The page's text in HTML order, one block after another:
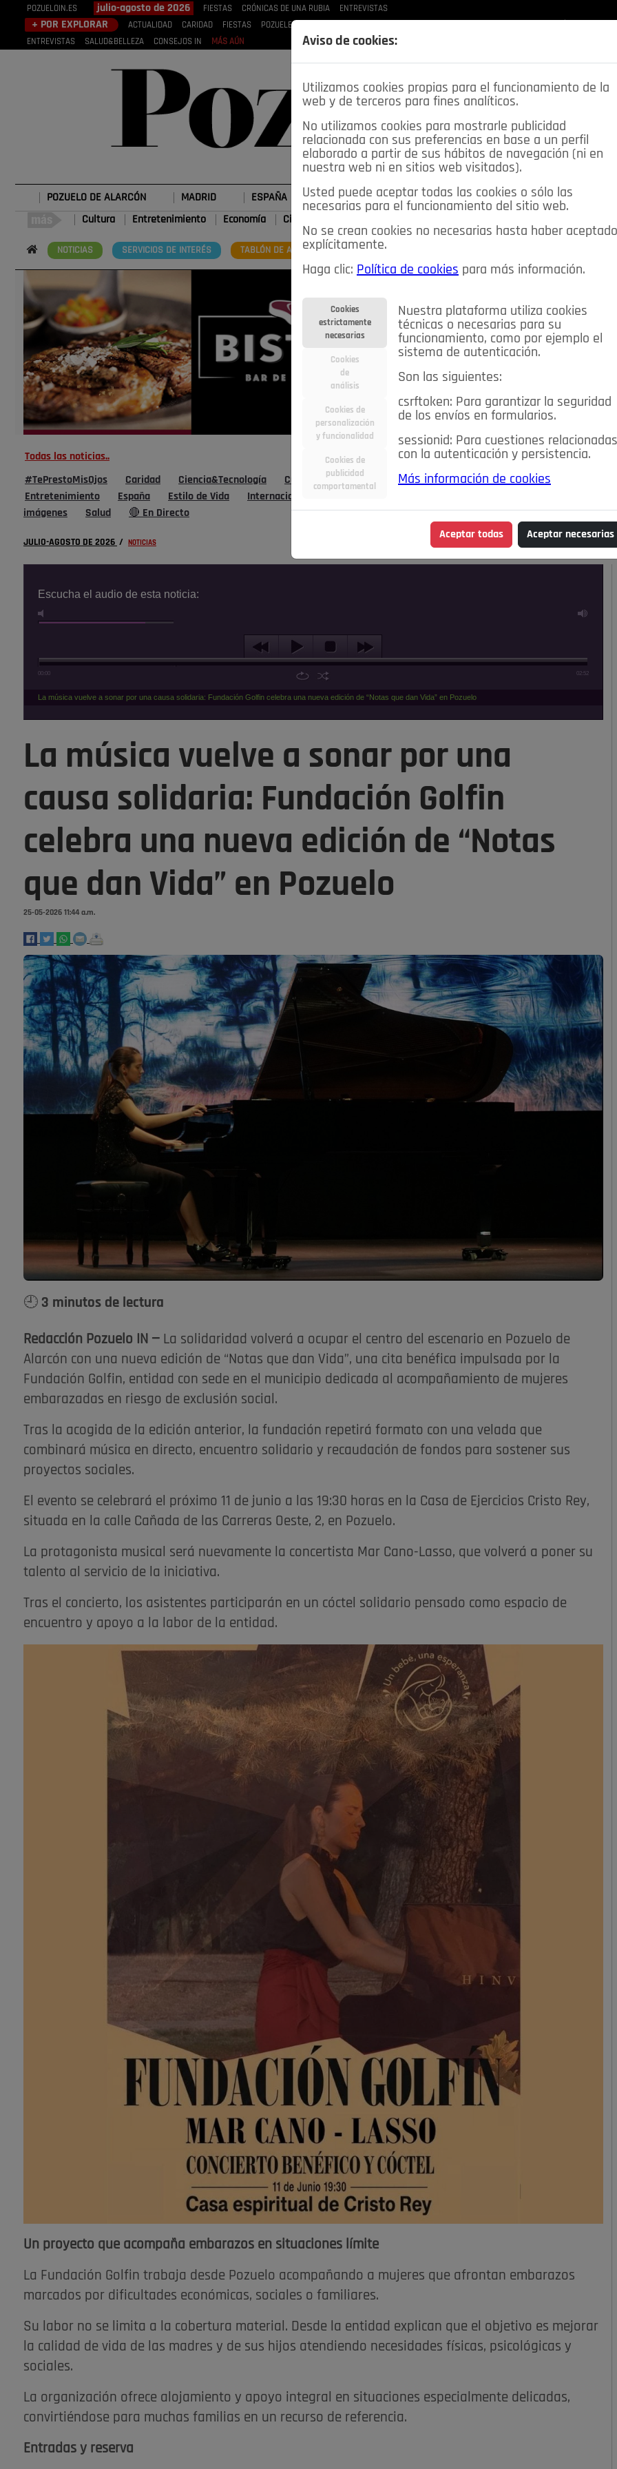
POZUELOIN.ES julio-agosto de 2026 FIESTAS CRÓNICAS DE UNA RUBIA ENTREVISTAS
+ POR EXPLORAR ACTUALIDAD CARIDAD FIESTAS POZUELEROS CRÓNICAS DE
ENTREVISTAS
SALUD&BELLEZA CONSEJOS IN MÁS AÚN
POZUELO DE ALARCÓN MADRID ESPAÑA DEPORTES OPINIÓN IN SALUD 🔴 EN DIRECTO
Cultura Entretenimiento Economía Ciencia&Tecnología
NOTICIAS SERVICIOS DE INTERÉS TABLÓN DE ANUNCIOS MIS ANUNCIOS
Todas las noticias..
#TePrestoMisOjos Caridad Ciencia&Tecnología Cultura Deportes Economía
Educación
Entretenimiento
España Estilo de Vida Internacional
imágenes
Salud 🔴 En Directo
JULIO-AGOSTO DE 2026 / NOTICIAS
Escucha el audio de esta noticia:
00:00 02:52
La música vuelve a sonar por una causa solidaria: Fundación Golfin celebra una nueva edición de “Notas que dan Vida” en Pozuelo
La música vuelve a sonar por una
causa solidaria: Fundación Golfin
celebra una nueva edición de “Notas
que dan Vida” en Pozuelo
25-05-2026 11:44 a.m.
🕘 3 minutos de lectura
Redacción Pozuelo IN — La solidaridad volverá a ocupar el centro del escenario en Pozuelo de
Alarcón con una nueva edición de “Notas que dan Vida”, una cita benéfica impulsada por la
Fundación Golfin, entidad con sede en el municipio dedicada al acompañamiento de mujeres
embarazadas en riesgo de exclusión social.
Tras la acogida de la edición anterior, la fundación repetirá formato con una velada que
combinará música en directo, encuentro solidario y recaudación de fondos para sostener sus
proyectos sociales.
El evento se celebrará el próximo 11 de junio a las 19:30 horas en la Casa de Ejercicios Cristo Rey,
situada en la calle Cañada de las Carreras Oeste, 2, en Pozuelo.
La protagonista musical será nuevamente la concertista Mar Cano-Lasso, que volverá a poner su
talento al servicio de la iniciativa.
Tras el concierto, los asistentes participarán en un cóctel solidario pensado como espacio de
encuentro y apoyo a la labor de la entidad.
Un proyecto que acompaña embarazos en situaciones límite
La Fundación Golfin trabaja desde Pozuelo acompañando a mujeres que afrontan embarazos
marcados por dificultades económicas, sociales o familiares.
Su labor no se limita a la cobertura material. Desde la entidad explican que el objetivo es mejorar
la calidad de vida de las madres y de sus hijos atendiendo necesidades físicas, psicológicas y
sociales.
La organización ofrece alojamiento y apoyo integral en situaciones especialmente delicadas,
convirtiéndose para muchas familias en un recurso de referencia.
Entradas y reserva
Aviso de cookies:
Utilizamos cookies propias para el funcionamiento de la
web y de terceros para fines analíticos.
No utilizamos cookies para mostrarle publicidad
relacionada con sus preferencias en base a un perfil
elaborado a partir de sus hábitos de navegación (ni en
nuestra web ni en sitios web visitados).
Usted puede aceptar todas las cookies o sólo las
necesarias para el funcionamiento del sitio web.
No se crean cookies no necesarias hasta haber aceptado
explícitamente.
Haga clic: Política de cookies para más información.
Cookies
estrictamente
necesarias
Cookies
de
análisis
Cookies de
personalización
y funcionalidad
Cookies de
publicidad
comportamental
Nuestra plataforma utiliza cookies
técnicas o necesarias para su
funcionamiento, como por ejemplo el
sistema de autenticación.
Son las siguientes:
csrftoken: Para garantizar la seguridad
de los envíos en formularios.
sessionid: Para cuestiones relacionadas
con la autenticación y persistencia.
Más información de cookies
Aceptar todas Aceptar necesarias